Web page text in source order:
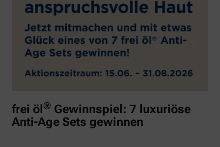
frei öl ® Gewinnspiel: 7 luxuriöse
Anti-Age Sets gewinnen